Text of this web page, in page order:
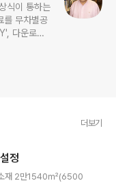
식이 통하는
를 무차별공
다운로드
로!!
더보기
정
소재 2만1540㎡(6500